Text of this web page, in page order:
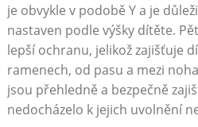
je obvykle v podobě Y a je
nastaven podle výšky dítěte.
lepší ochranu, jelikož zajišťuje
ramenech, od pasu a mezi
jsou přehledně a bezpečně
nedocházelo k jejich uvolnění